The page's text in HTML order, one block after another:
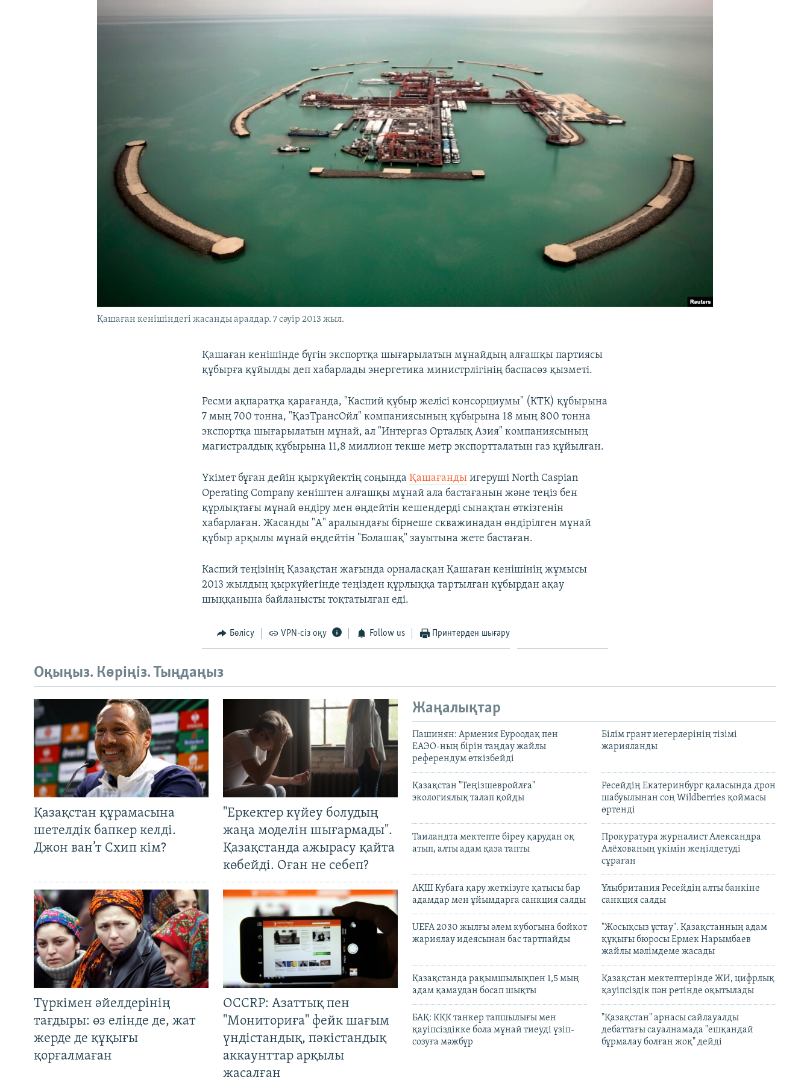
Қашаған кенішіндегі жасанды аралдар. 7 сәуір 2013 жыл.
Қашаған кенішінде бүгін экспортқа шығарылатын мұнайдың алғашқы партиясы
құбырға құйылды деп хабарлады энергетика министрлігінің баспасөз қызметі.
Ресми ақпаратқа қарағанда, "Каспий құбыр желісі консорциумы" (КТК) құбырына
7 мың 700 тонна, "ҚазТрансОйл" компаниясының құбырына 18 мың 800 тонна
экспортқа шығарылатын мұнай, ал "Интергаз Орталық Азия" компаниясының
магистралдық құбырына 11,8 миллион текше метр экспортталатын газ құйылған.
Үкімет бұған дейін қыркүйектің соңындаҚашағанды игеруші North Caspian
Operating Company кеніштен алғашқы мұнай ала бастағанын және теңіз бен
құрлықтағы мұнай өндіру мен өңдейтін кешендерді сынақтан өткізгенін
хабарлаған. Жасанды "А" аралындағы бірнеше скважинадан өндірілген мұнай
құбыр арқылы мұнай өңдейтін "Болашақ" зауытына жете бастаған.
Каспий теңізінің Қазақстан жағында орналасқан Қашаған кенішінің жұмысы
2013 жылдың қыркүйегінде теңізден құрлыққа тартылған құбырдан ақау
шыққанына байланысты тоқтатылған еді.
Бөлісу VPN-сіз оқу Follow us Принтерден шығару
Оқыңыз. Көріңіз. Тыңдаңыз
Қазақстан құрамасына
шетелдік бапкер келді.
Джон ван’т Схип кім?
"Еркектер күйеу болудың
жаңа моделін шығармады".
Қазақстанда ажырасу қайта
көбейді. Оған не себеп?
Түркімен әйелдерінің
тағдыры: өз елінде де, жат
жерде де құқығы
қорғалмаған
OCCRP: Азаттық пен
"Мониториға" фейк шағым
үндістандық, пәкістандық
аккаунттар арқылы
жасалған
Жаңалықтар
Пашинян: Армения Еуроодақ пен
ЕАЭО-ның бірін таңдау жайлы
референдум өткізбейді
Білім грант иегерлерінің тізімі
жарияланды
Қазақстан "Теңізшевройлға"
экологиялық талап қойды
Ресейдің Екатеринбург қаласында дрон
шабуылынан соң Wildberries қоймасы
өртенді
Таиландта мектепте біреу қарудан оқ
атып, алты адам қаза тапты
Прокуратура журналист Александра
Алёхованың үкімін жеңілдетуді
сұраған
АҚШ Кубаға қару жеткізуге қатысы бар
адамдар мен ұйымдарға санкция салды
Ұлыбритания Ресейдің алты банкіне
санкция салды
UEFA 2030 жылғы әлем кубогына бойкот
жариялау идеясынан бас тартпайды
"Жосықсыз ұстау". Қазақстанның адам
құқығы бюросы Ермек Нарымбаев
жайлы мәлімдеме жасады
Қазақстанда рақымшылықпен 1,5 мың
адам қамаудан босап шықты
Қазақстан мектептерінде ЖИ, цифрлық
қауіпсіздік пән ретінде оқытылады
БАҚ: КҚК танкер тапшылығы мен
қауіпсіздікке бола мұнай тиеуді үзіп-
созуға мәжбүр
"Қазақстан" арнасы сайлауалды
дебаттағы сауалнамада "ешқандай
бұрмалау болған жоқ" дейді